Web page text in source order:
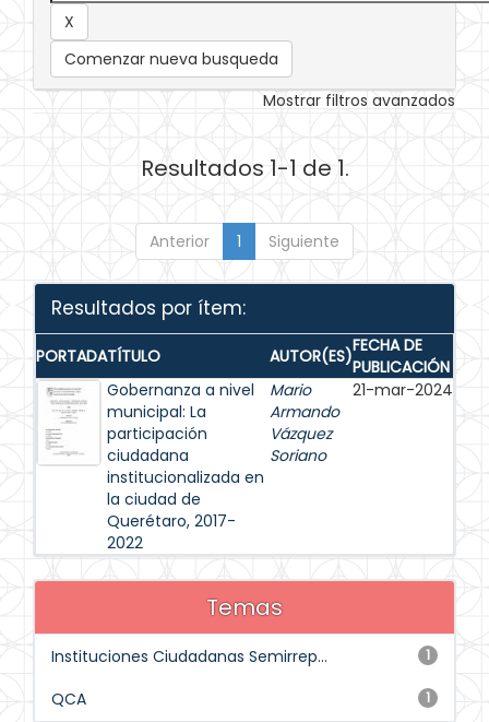
Comenzar nueva busqueda
Mostrar filtros avanzados
Resultados 1-1 de 1.
Anterior 1 Siguiente
Resultados por ítem:
PORTADATÍTULO AUTOR(ES)FECHA DE
PUBLICACIÓN
Gobernanza a nivel
municipal: La
participación
ciudadana
institucionalizada en
la ciudad de
Querétaro, 2017-
2022
Mario
Armando
Vázquez
Soriano
21-mar-2024
Temas
1
Instituciones Ciudadanas Semirrep...
1
QCA